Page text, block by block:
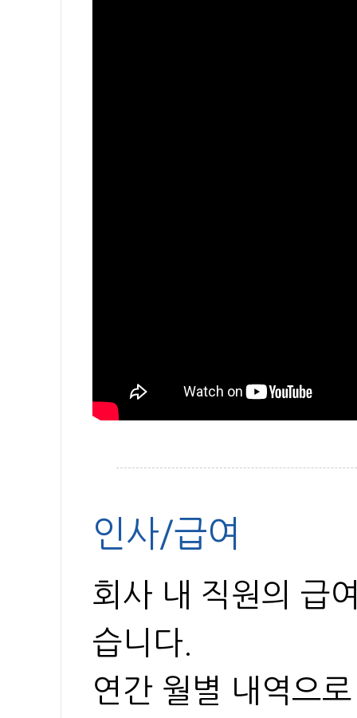
인사/급여
회사 내 직원의 급
습니다.
연간 월별 내역으